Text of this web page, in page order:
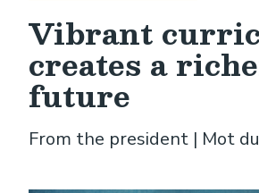
Vibrant
creates a
future
From the president | Mot